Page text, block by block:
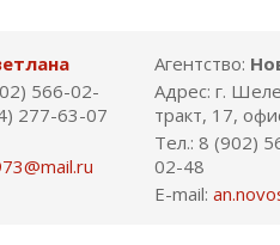
566-02-
277-63-07
Агентство:
Адрес: г.
тракт, 17,
Тел.: 8 (902)
02-48
E-mail: